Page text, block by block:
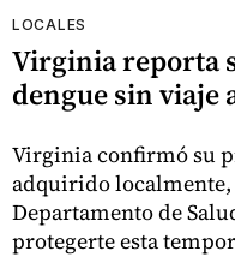
LOCALES
Virginia reporta
dengue sin viaje
Virginia confirmó su
adquirido
Departamento de
protegerte esta